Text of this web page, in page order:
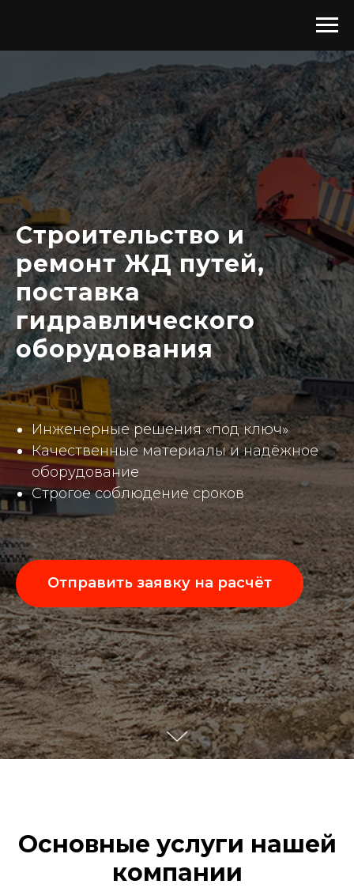
Строительство и
ремонт ЖД путей,
поставка
гидравлического
оборудования
Инженерные решения «под ключ»
Качественные материалы и надёжное
оборудование
Строгое соблюдение сроков
Отправить заявку на расчёт
Основные услуги нашей
компании